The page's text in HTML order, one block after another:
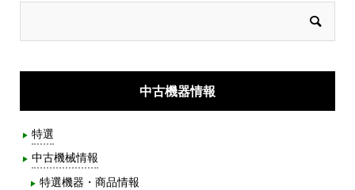
中古機器情報
特選
中古機械情報
特選機器・商品情報